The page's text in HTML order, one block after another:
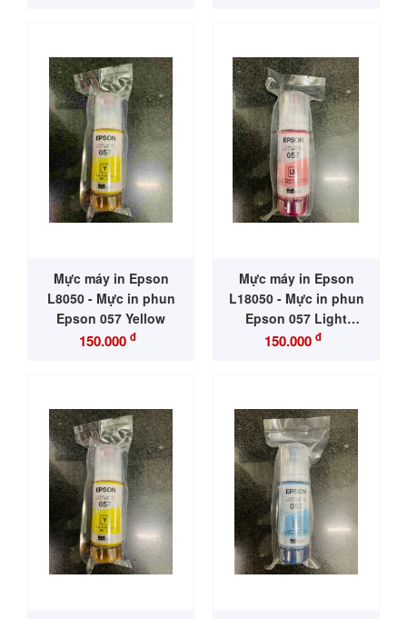
Mực máy in Epson
L8050 - Mực in phun
Epson 057 Yellow
150.000 đ
Mực máy in Epson
L18050 - Mực in phun
Epson 057 Light
Magenta
150.000 đ